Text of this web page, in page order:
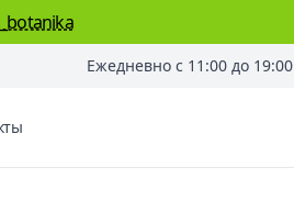
Ежедневно с 11:00 до 19:00